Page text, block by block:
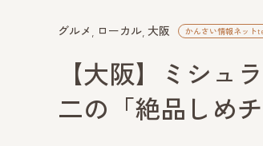
グルメ ローカル 大阪 かんさい情報ネット
【大阪】ミシュ
二の「絶品しめチ